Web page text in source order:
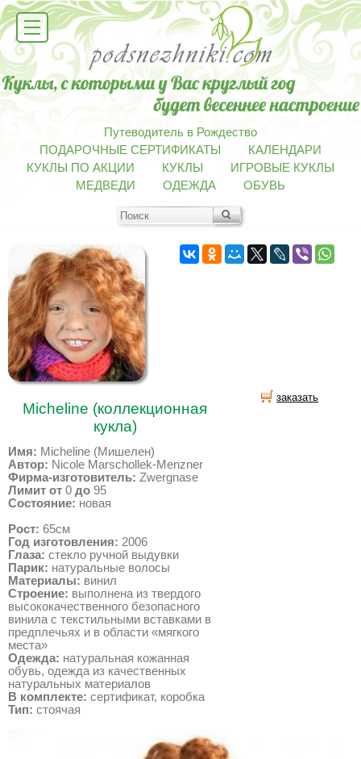
Путеводитель в Рождество
ПОДАРОЧНЫЕ СЕРТИФИКАТЫ
КАЛЕНДАРИ
КУКЛЫ ПО АКЦИИ
КУКЛЫ
ИГРОВЫЕ КУКЛЫ
МЕДВЕДИ
ОДЕЖДА ОБУВЬ
Micheline (коллекционная
кукла)
Имя: Micheline (Мишелен)
Автор: Nicole Marschollek-Menzner
Фирма-изготовитель: Zwergnase
Лимит от 0 до 95
Состояние: новая
Рост: 65см
Год изготовления: 2006
Глаза: стекло ручной выдувки
Парик: натуральные волосы
Материалы: винил
Строение: выполнена из твердого
высококачественного безопасного
винила с текстильными вставками в
предплечьях и в области «мягкого
места»
Одежда: натуральная кожанная
обувь, одежда из качественных
натуральных материалов
В комплекте: сертификат, коробка
Тип: стоячая
заказать